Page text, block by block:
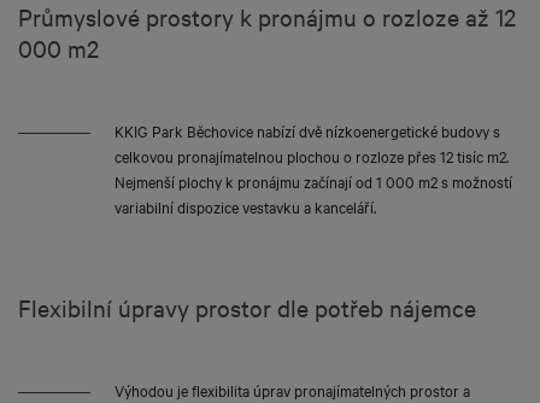
Průmyslové prostory k pronájmu o rozloze až 12
000 m2
KKIG Park Běchovice nabízí dvě nízkoenergetické budovy s
celkovou pronajímatelnou plochou o rozloze přes 12 tisíc m2.
Nejmenší plochy k pronájmu začínají od 1 000 m2 s možností
variabilní dispozice vestavku a kanceláří.
Flexibilní úpravy prostor dle potřeb nájemce
Výhodou je flexibilita úprav pronajímatelných prostor a